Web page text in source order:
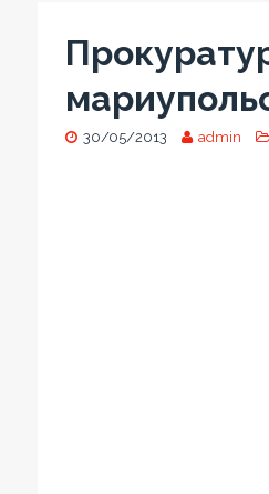
30/05/2013 admin